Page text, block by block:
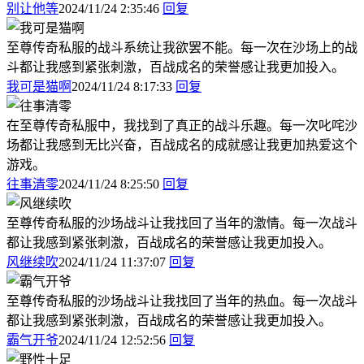
别让他等2024/11/24 2:35:46 回复
至尊传奇私服的战斗系统让我欲罢不能。每一次在沙场上的战
斗都让我感到紧张刺激，百战成名的荣誉感让我更加投入。
我可是猫啊 2024/11/24 8:17:33 回复
在至尊传奇私服中，我找到了真正的战斗乐趣。每一次叱咤沙
场都让我感到无比兴奋，百战成名的成就感让我更加热爱这个
游戏。
往事清零2024/11/24 8:25:50 回复
至尊传奇私服的沙场战斗让我找回了当年的激情。每一次战斗
都让我感到紧张刺激，百战成名的荣誉感让我更加投入。
风继续吹2024/11/24 11:37:07 回复
至尊传奇私服的沙场战斗让我找回了当年的热血。每一次战斗
都让我感到紧张刺激，百战成名的荣誉感让我更加投入。
霸气开爷2024/11/24 12:52:56 回复